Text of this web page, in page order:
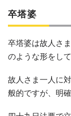
卒塔婆
卒塔婆は故人さ
のような形をして
故人さま一人に
般的ですが、明